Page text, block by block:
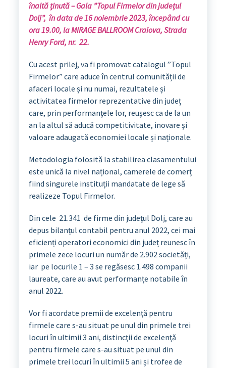
înaltă ținută – Gala ”Topul Firmelor din județul
Dolj”, în data de 16 noiembrie 2023, începând cu
ora 19.00, la MIRAGE BALLROOM Craiova, Strada
Henry Ford, nr. 22.
Cu acest prilej, va fi promovat catalogul ”Topul
Firmelor” care aduce în centrul comunității de
afaceri locale și nu numai, rezultatele și
activitatea firmelor reprezentative din județ
care, prin performanțele lor, reușesc ca de la un
an la altul să aducă competitivitate, inovare și
valoare adaugată economiei locale și naționale.
Metodologia folosită la stabilirea clasamentului
este unică la nivel național, camerele de comerț
fiind singurele instituții mandatate de lege să
realizeze Topul Firmelor.
Din cele 21.341 de firme din județul Dolj, care au
depus bilanțul contabil pentru anul 2022, cei mai
eficienți operatori economici din județ reunesc în
primele zece locuri un număr de 2.902 societăți,
iar pe locurile 1 – 3 se regăsesc 1.498 companii
laureate, care au avut performanțe notabile în
anul 2022.
Vor fi acordate premii de excelenţă pentru
firmele care s-au situat pe unul din primele trei
locuri în ultimii 3 ani, distincţii de excelenţă
pentru firmele care s-au situat pe unul din
primele trei locuri în ultimii 5 ani şi trofee de